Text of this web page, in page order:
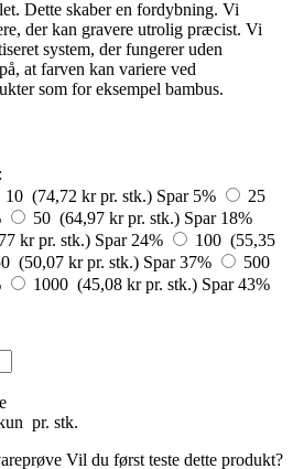
Dette skaber en fordybning. Vi
der kan gravere utrolig præcist. Vi
system, der fungerer uden
at farven kan variere ved
som for eksempel bambus.
10 (74,72 kr pr. stk.) Spar 5%
25
50 (64,97 kr pr. stk.) Spar 18%
kr pr. stk.) Spar 24%
100 (55,35
(50,07 kr pr. stk.) Spar 37%
500
1000 (45,08 kr pr. stk.) Spar 43%
pr. stk.
Vil du først teste dette produkt?